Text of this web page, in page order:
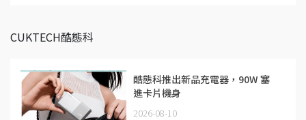
CUKTECH酷態科
酷態科推出新品充電器，90W 塞
進卡片機身
2026-08-10